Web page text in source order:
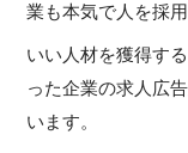
業も本気で人を採
いい人材を獲得す
った企業の求人広
います。